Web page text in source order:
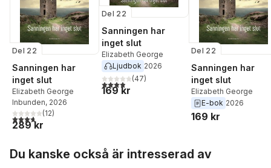
Del 22
Sanningen har
inget slut
Elizabeth George
Inbunden, 2026
3,7utav 5 stjärnor. Totalt antal röster:
(12)
289 kr
Del 22
Sanningen har
inget slut
Elizabeth George
Ljudbok 2026
3,9utav 5 stjärnor. Totalt antal röster:
(47)
169 kr
Del 22
Sanningen har
inget slut
Elizabeth George
E-bok 2026
169 kr
Du kanske också är intresserad av